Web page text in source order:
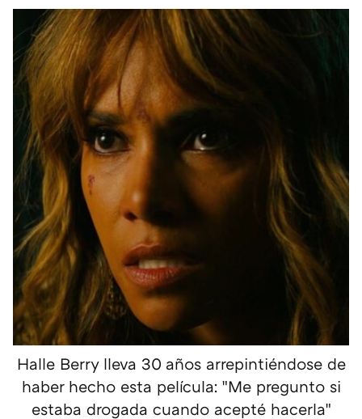
Halle Berry lleva 30 años arrepintiéndose de
haber hecho esta película: "Me pregunto si
estaba drogada cuando acepté hacerla"